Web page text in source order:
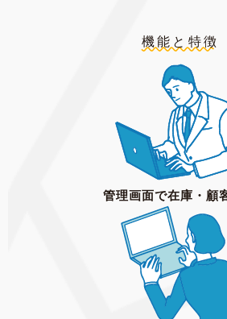
機能と特徴
管理画面で在庫・顧